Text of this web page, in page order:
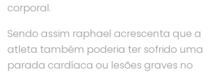
corporal.
Sendo assim raphael acrescenta que a
atleta também poderia ter sofrido uma
parada cardíaca ou lesões graves no